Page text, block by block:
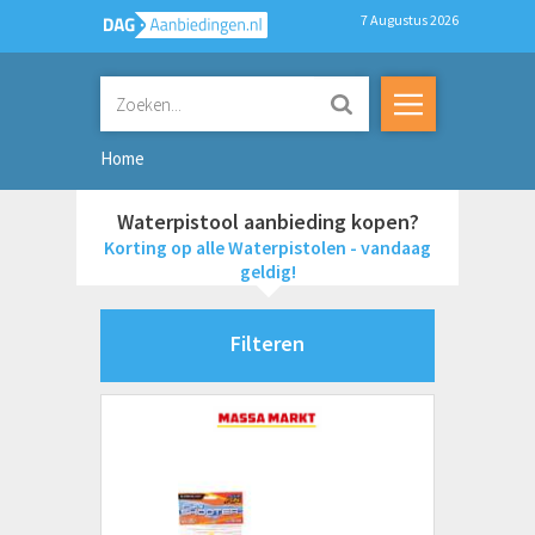
7 Augustus 2026
Home
Waterpistool aanbieding kopen?
Korting op alle Waterpistolen - vandaag
geldig!
Filteren